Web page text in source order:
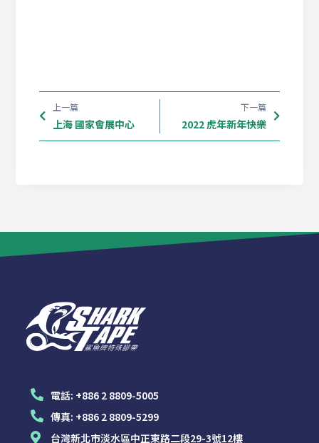
上一篇
上海 國家會展中心
下一篇
2022 虎年新年快樂
電話: +886 2 8809-5005
傳真: +886 2 8809-5299
台灣新北市淡水區中正東路二段29-3號12樓